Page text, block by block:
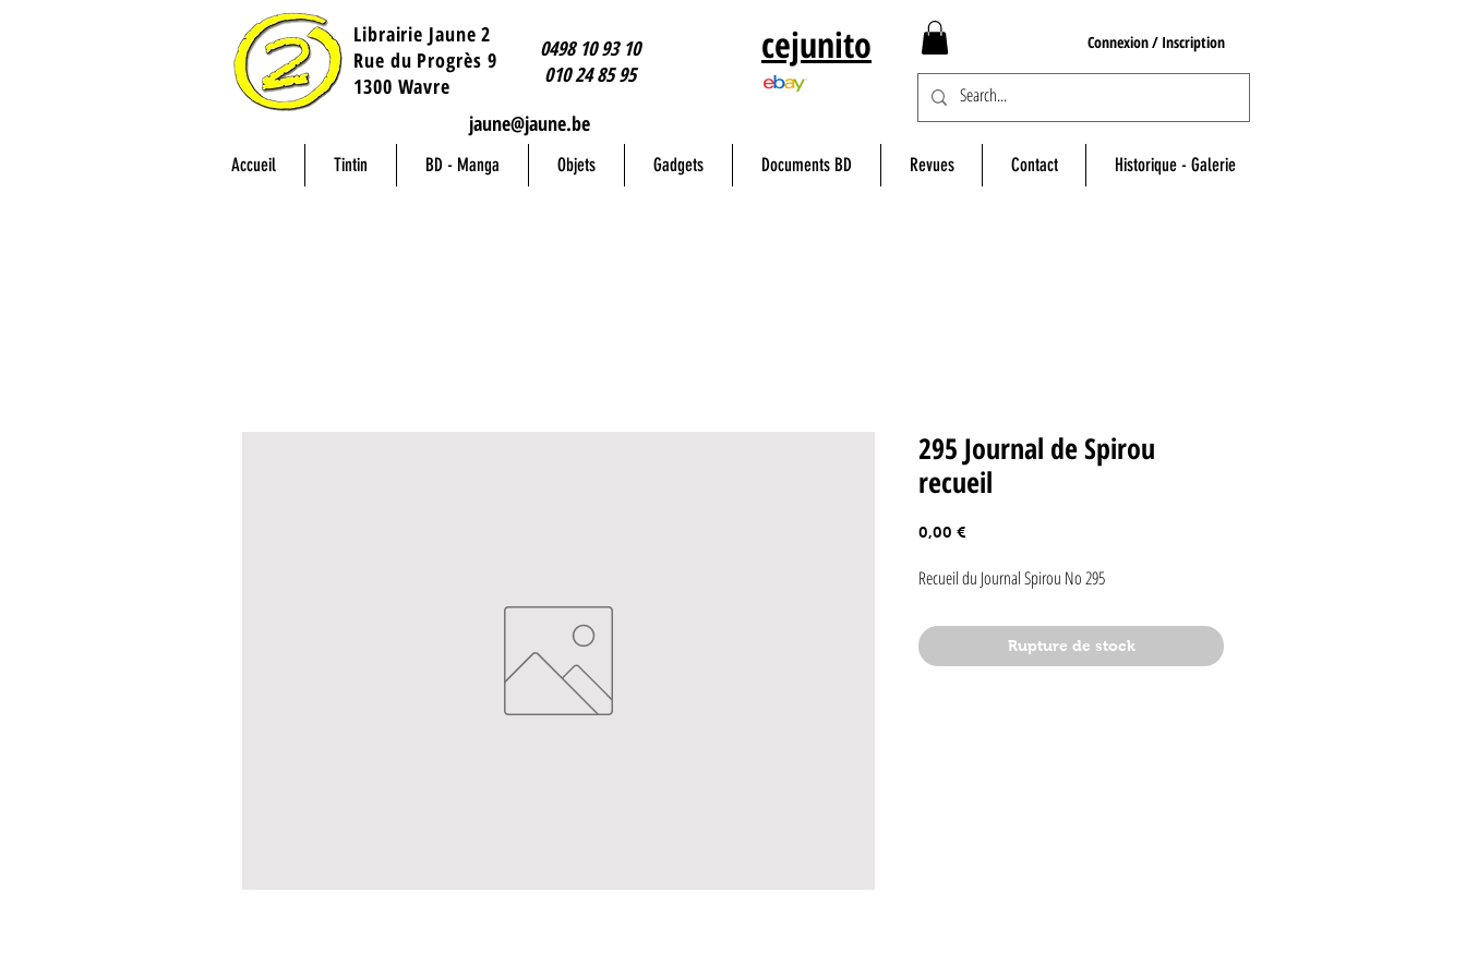
Librairie Jaune 2
​Rue du Progrès 9
1300 Wavre
0498 10 93 10
010 24 85 95
jaune@jaune.be
cejunito Connexion / Inscription
Accueil Tintin BD - Manga Objets Gadgets Documents BD Revues Contact Historique - Galerie
295 Journal de Spirou
recueil
0,00 €
Recueil du Journal Spirou No 295
Rupture de stock